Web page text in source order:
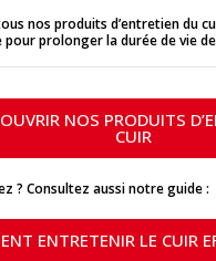
nos produits d’entretien du
prolonger la durée de vie
NOS PRODUITS
CUIR
? Consultez aussi notre guide :
ENTRETENIR LE CUIR